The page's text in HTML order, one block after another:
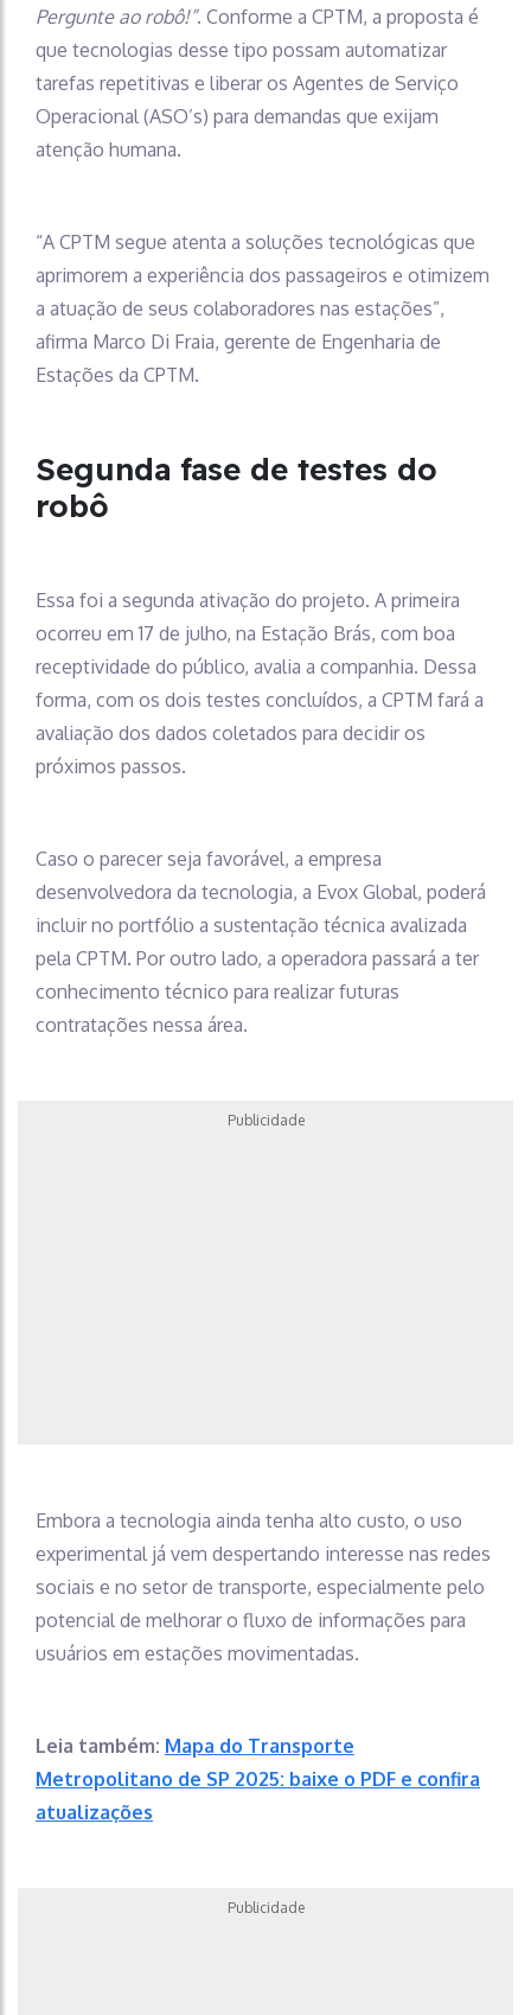
Pergunte ao robô!”. Conforme a CPTM, a proposta é
que tecnologias desse tipo possam automatizar
tarefas repetitivas e liberar os Agentes de Serviço
Operacional (ASO’s) para demandas que exijam
atenção humana.
“A CPTM segue atenta a soluções tecnológicas que
aprimorem a experiência dos passageiros e otimizem
a atuação de seus colaboradores nas estações”,
afirma Marco Di Fraia, gerente de Engenharia de
Estações da CPTM.
Segunda fase de testes do
robô
Essa foi a segunda ativação do projeto. A primeira
ocorreu em 17 de julho, na Estação Brás, com boa
receptividade do público, avalia a companhia. Dessa
forma, com os dois testes concluídos, a CPTM fará a
avaliação dos dados coletados para decidir os
próximos passos.
Caso o parecer seja favorável, a empresa
desenvolvedora da tecnologia, a Evox Global, poderá
incluir no portfólio a sustentação técnica avalizada
pela CPTM. Por outro lado, a operadora passará a ter
conhecimento técnico para realizar futuras
contratações nessa área.
Publicidade
Embora a tecnologia ainda tenha alto custo, o uso
experimental já vem despertando interesse nas redes
sociais e no setor de transporte, especialmente pelo
potencial de melhorar o fluxo de informações para
usuários em estações movimentadas.
Leia também: Mapa do Transporte
Metropolitano de SP 2025: baixe o PDF e confira
atualizações
Publicidade